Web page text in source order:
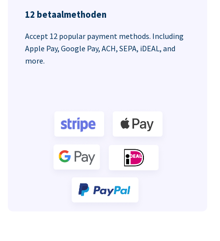
12 betaalmethoden
Accept 12 popular payment methods. Including
Apple Pay, Google Pay, ACH, SEPA, iDEAL, and
more.